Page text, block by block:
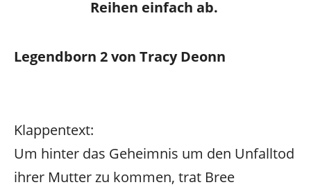
Reihen einfach ab.
Legendborn 2 von Tracy Deonn
Klappentext:
Um hinter das Geheimnis um den Unfalltod
ihrer Mutter zu kommen, trat Bree